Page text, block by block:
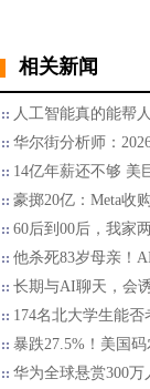
相关新闻
人工智能真的能帮
华尔街分析师：
14亿年薪还不够 美
豪掷20亿：Meta收
60后到00后，我家
他杀死83岁母亲！
长期与AI聊天，会
174名北大学生能
暴跌27.5%！美国
华为全球悬赏300